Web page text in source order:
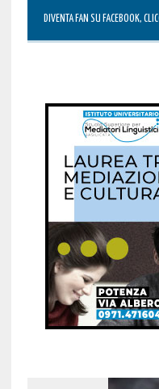
DIVENTA FAN SU FACEBOOK,